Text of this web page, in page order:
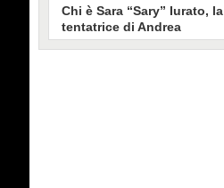
Chi è Sara “Sary” Iurato, la
tentatrice di Andrea
Petraroli a Temptation